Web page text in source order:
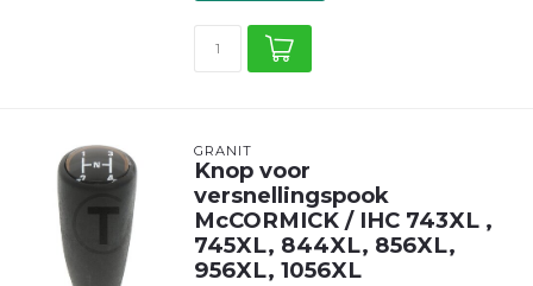
GRANIT
Knop voor
versnellingspook
McCORMICK / IHC 743XL ,
745XL, 844XL, 856XL,
956XL, 1056XL